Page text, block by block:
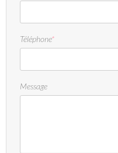
Téléphone*
Message